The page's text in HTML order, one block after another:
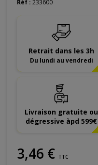
Réf : 233600
Retrait dans les 3h
Du lundi au vendredi
Livraison gratuite ou
dégressive àpd 599€
3,46 € TTC